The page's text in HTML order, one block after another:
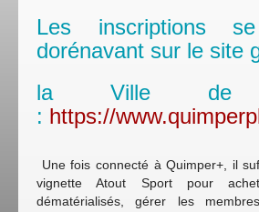
Les inscriptions
dorénavant sur le site
la Ville de
: https://
Une fois connecté à Quimper+, il
vignette Atout Sport pour
dématérialisés, gérer les